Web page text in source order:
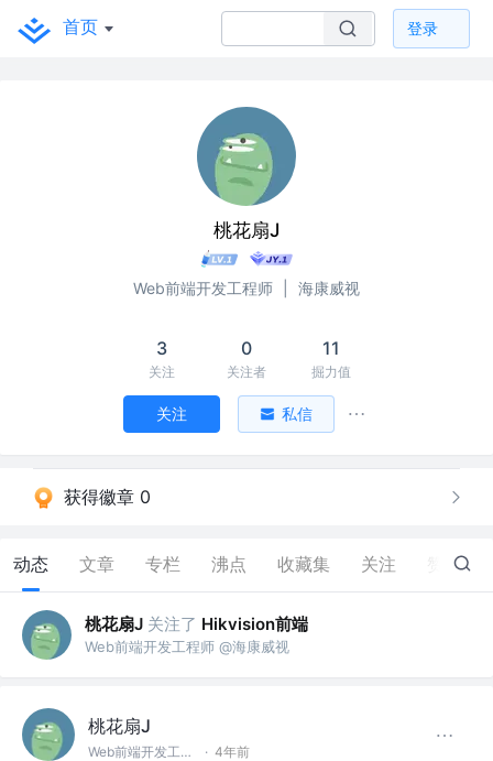
首页 登录
桃花扇J
Web前端开发工程师 海康威视
3
关注
0
关注者
11
掘力值
关注 私信
获得徽章 0
动态 文章 专栏 沸点 收藏集 关注 1
桃花扇J 关注了 Hikvision前端
Web前端开发工程师 @海康威视
桃花扇J
Web前端开发工程师 @海康威视 · 4年前